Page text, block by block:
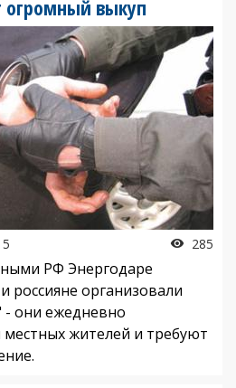
выкуп
285
РФ Энергодаре
россияне организовали
- они ежедневно
жителей и требуют